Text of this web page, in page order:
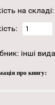
на складі:
інші
про книгу: